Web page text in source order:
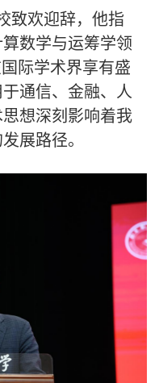
致欢迎辞，他指
数学与运筹学领
际学术界享有盛
通信、金融、人
想深刻影响着我
展路径。